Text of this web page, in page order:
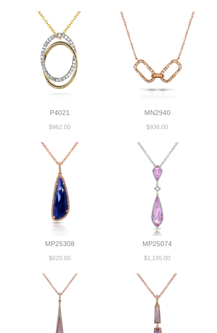
P4021
$962.00
MN2940
$936.00
MP25308
$620.00
MP25074
$1,195.00